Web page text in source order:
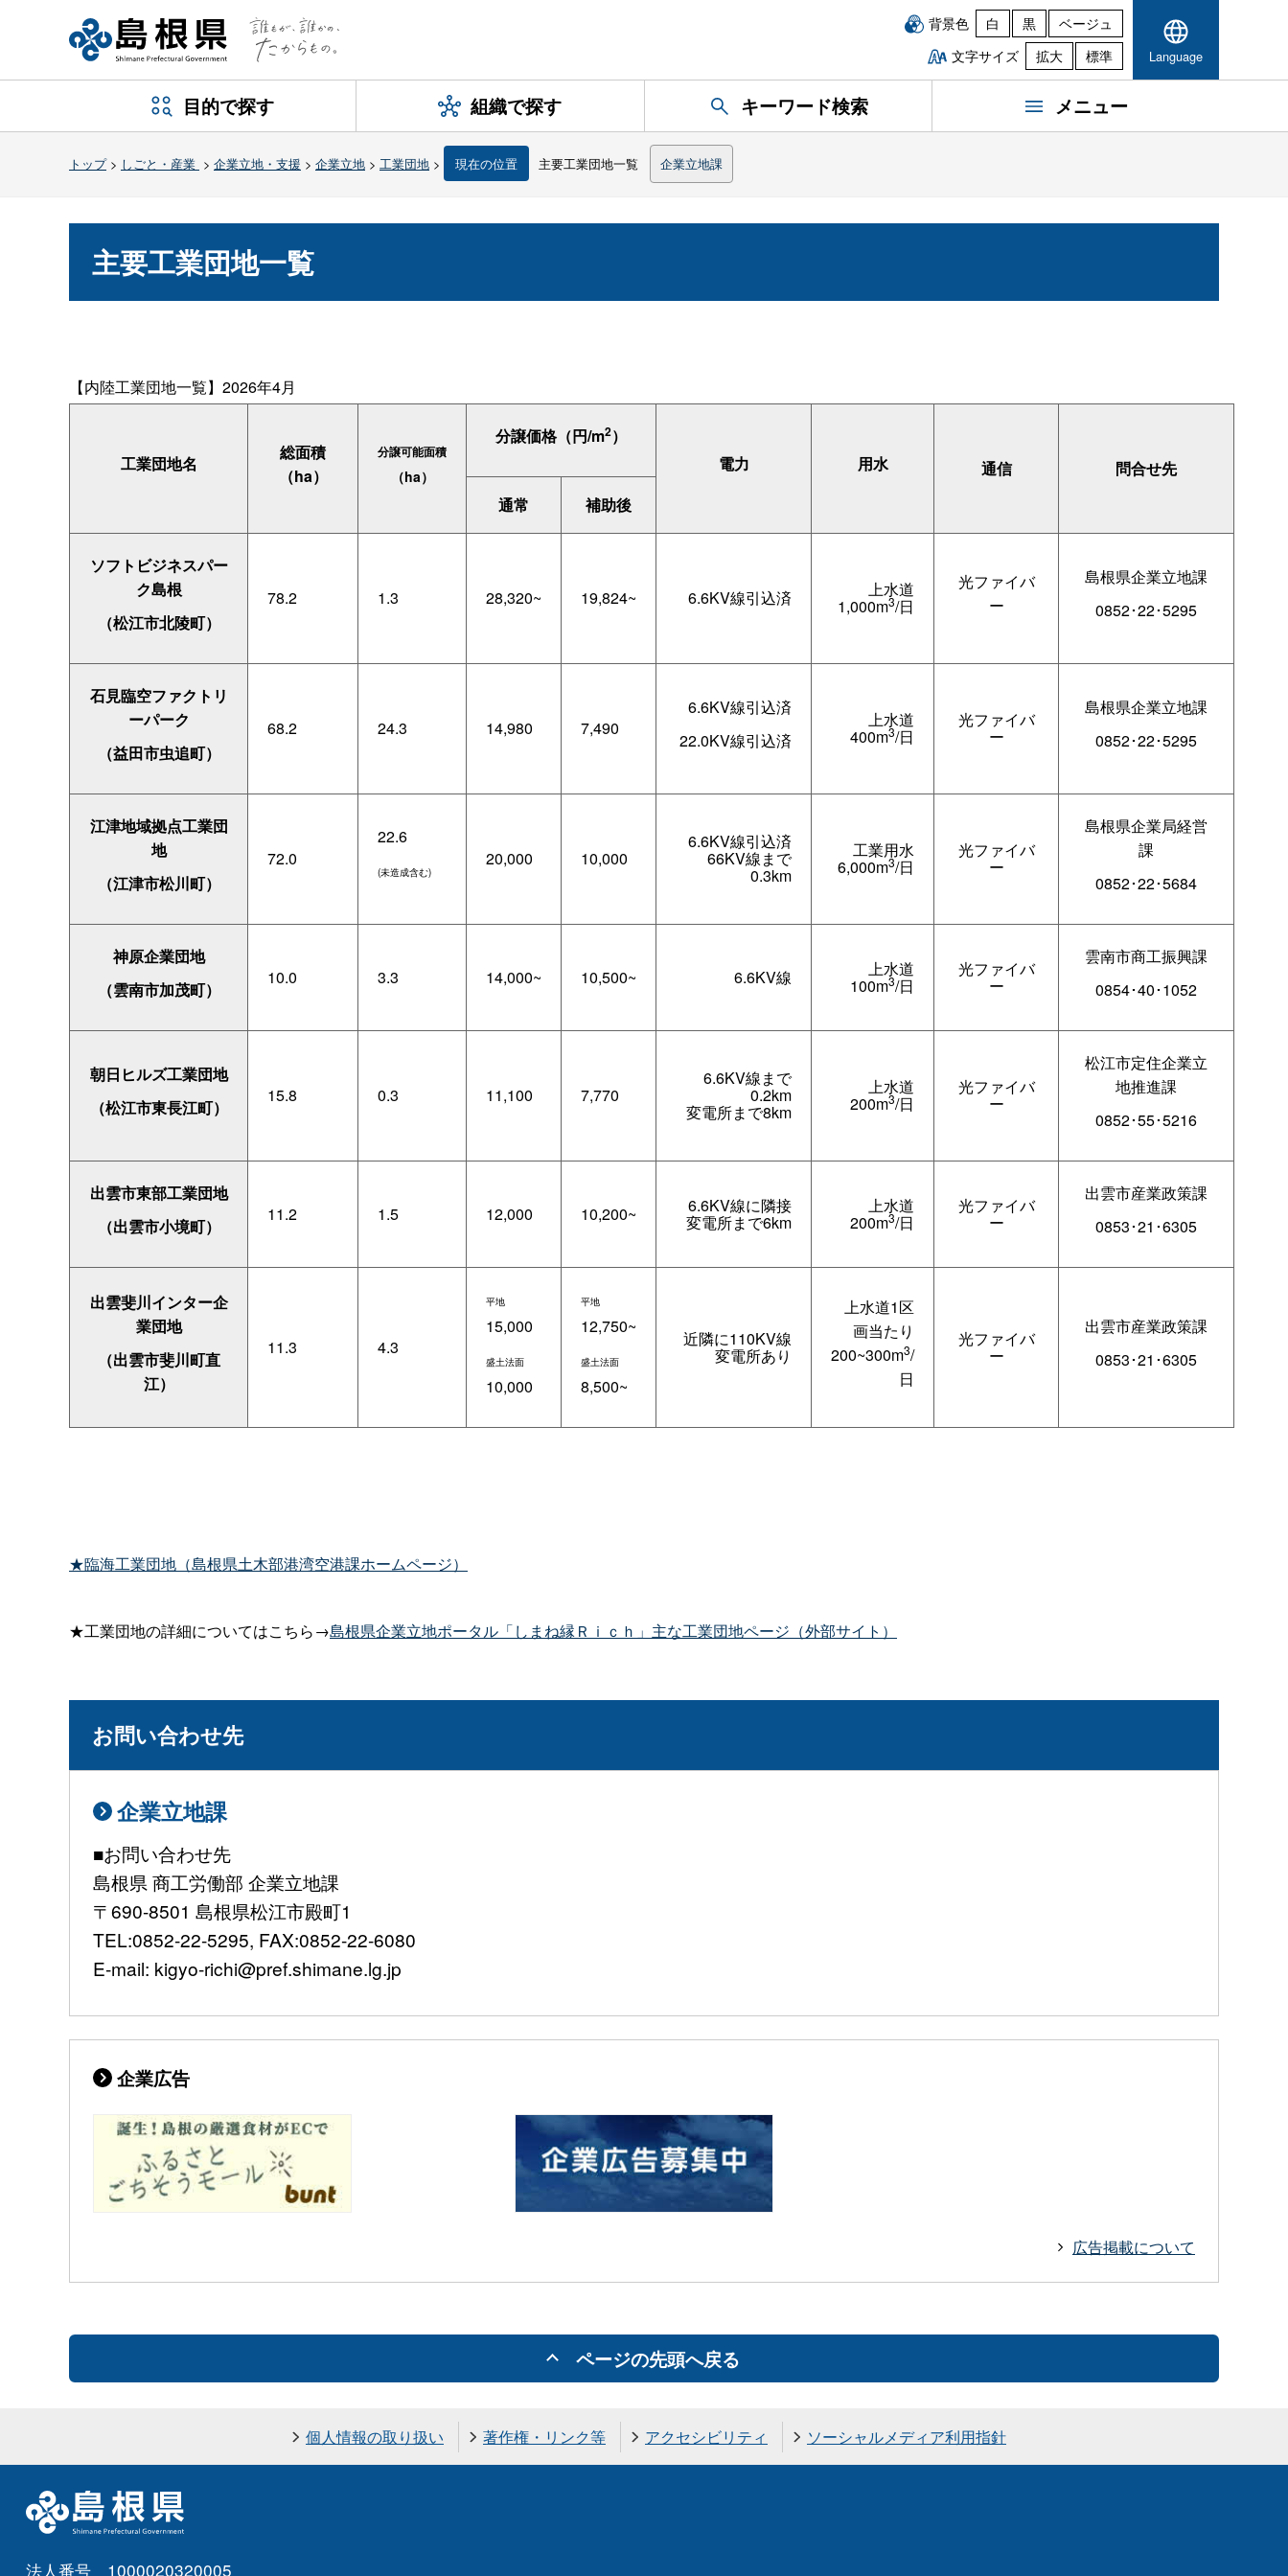
背景色 白 黒
ベージュ
文字サイズ
拡大 標準 Language
目的で探す 組織で探す キーワード検索 メニュー
トップ> しごと・産業 > 企業立地・支援 > 企業立地 > 工業団地 > 現在の位置 主要工業団地一覧 企業立地課
主要工業団地一覧
【内陸工業団地一覧】2026年4月
工業団地名
総面積
（ha）
分譲可能面積
（ha）
分譲価格（円/m2）
電力
用水 通信
問合せ先
通常
補助後
ソフトビジネスパー
ク島根
（松江市北陵町）
78.2 1.3 28,320~ 19,824~ 6.6KV線引込済 上水道
1,000m3/日
光ファイバ
ー
島根県企業立地課
0852･22･5295
石見臨空ファクトリ
ーパーク
（益田市虫追町）
68.2 24.3 14,980 7,490
6.6KV線引込済
22.0KV線引込済
上水道
400m3/日
光ファイバ
ー
島根県企業立地課
0852･22･5295
江津地域拠点工業団
地
（江津市松川町）
72.0
22.6
(未造成含む)
20,000 10,000
6.6KV線引込済
66KV線まで
0.3km
工業用水
6,000m3/日
光ファイバ
ー
島根県企業局経営
課
0852･22･5684
神原企業団地
（雲南市加茂町）
10.0 3.3 14,000~ 10,500~ 6.6KV線 上水道
100m3/日
光ファイバ
ー
雲南市商工振興課
0854･40･1052
朝日ヒルズ工業団地
（松江市東長江町）
15.8 0.3 11,100 7,770
6.6KV線まで
0.2km
変電所まで8km
上水道
200m3/日
光ファイバ
ー
松江市定住企業立
地推進課
0852･55･5216
出雲市東部工業団地
（出雲市小境町）
11.2 1.5 12,000 10,200~ 6.6KV線に隣接
変電所まで6km
上水道
200m3/日
光ファイバ
ー
出雲市産業政策課
0853･21･6305
出雲斐川インター企
業団地
（出雲市斐川町直
江）
11.3 4.3
平地
15,000
盛土法面
10,000
平地
12,750~
盛土法面
8,500~
近隣に110KV線
変電所あり
上水道1区
画当たり
200~300m3/
日
光ファイバ
ー
出雲市産業政策課
0853･21･6305
★臨海工業団地（島根県土木部港湾空港課ホームページ）
★工業団地の詳細についてはこちら→島根県企業立地ポータル「しまね縁Ｒｉｃｈ」主な工業団地ページ（外部サイト）
お問い合わせ先
企業立地課
■お問い合わせ先
島根県 商工労働部 企業立地課
〒690-8501 島根県松江市殿町1
TEL:0852-22-5295, FAX:0852-22-6080
E-mail: kigyo-richi@pref.shimane.lg.jp
企業広告
広告掲載について
ページの先頭へ戻る
個人情報の取り扱い 著作権・リンク等 アクセシビリティ ソーシャルメディア利用指針
法人番号 1000020320005